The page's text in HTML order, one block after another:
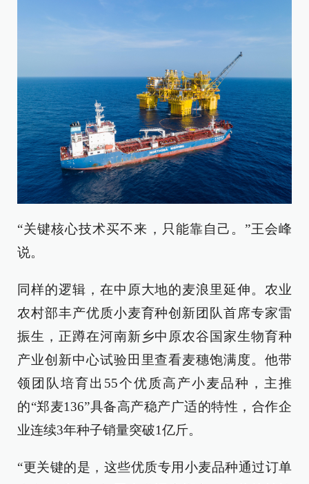
“关键核心技术买不来，只能靠自己。”王会峰
说。
同样的逻辑，在中原大地的麦浪里延伸。农业
农村部丰产优质小麦育种创新团队首席专家雷
振生，正蹲在河南新乡中原农谷国家生物育种
产业创新中心试验田里查看麦穗饱满度。他带
领团队培育出55个优质高产小麦品种，主推
的“郑麦136”具备高产稳产广适的特性，合作企
业连续3年种子销量突破1亿斤。
“更关键的是，这些优质专用小麦品种通过订单